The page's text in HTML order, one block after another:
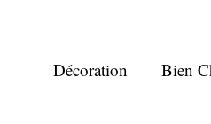
Décoration Bien